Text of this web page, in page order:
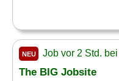
NEU Job vor 2 Std.
The BIG Jobsite